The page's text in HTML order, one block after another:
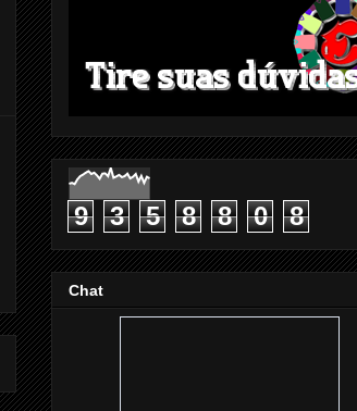
9 3 5 8 8 0 8
Chat